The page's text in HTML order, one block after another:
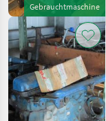
Gebrauchtmaschine